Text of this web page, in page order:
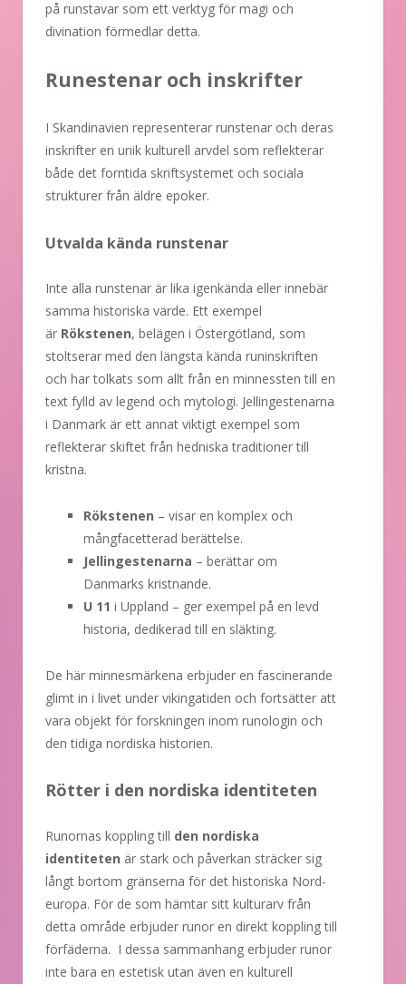
på runstavar som ett verktyg för magi och
divination förmedlar detta.
Runestenar och inskrifter
I Skandinavien representerar runstenar och deras
inskrifter en unik kulturell arvdel som reflekterar
både det forntida skriftsystemet och sociala
strukturer från äldre epoker.
Utvalda kända runstenar
Inte alla runstenar är lika igenkända eller innebär
samma historiska värde. Ett exempel
är Rökstenen, belägen i Östergötland, som
stoltserar med den längsta kända runinskriften
och har tolkats som allt från en minnessten till en
text fylld av legend och mytologi. Jellingestenarna
i Danmark är ett annat viktigt exempel som
reflekterar skiftet från hedniska traditioner till
kristna.
Rökstenen – visar en komplex och
mångfacetterad berättelse.
Jellingestenarna – berättar om
Danmarks kristnande.
U 11 i Uppland – ger exempel på en levd
historia, dedikerad till en släkting.
De här minnesmärkena erbjuder en fascinerande
glimt in i livet under vikingatiden och fortsätter att
vara objekt för forskningen inom runologin och
den tidiga nordiska historien.
Rötter i den nordiska identiteten
Runornas koppling till den nordiska
identiteten är stark och påverkan sträcker sig
långt bortom gränserna för det historiska Nord-
europa. För de som hämtar sitt kulturarv från
detta område erbjuder runor en direkt koppling till
förfäderna. I dessa sammanhang erbjuder runor
inte bara en estetisk utan även en kulturell